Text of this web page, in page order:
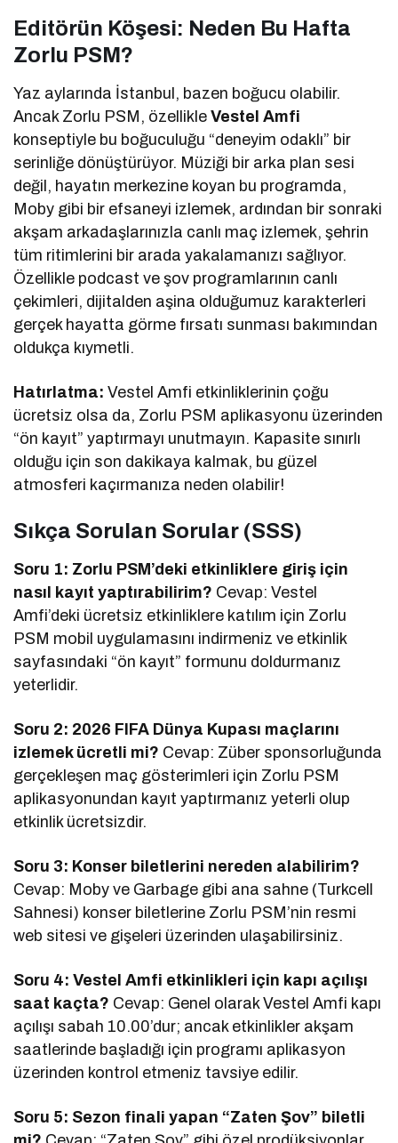
Editörün Köşesi: Neden Bu Hafta
Zorlu PSM?
Yaz aylarında İstanbul, bazen boğucu olabilir.
Ancak Zorlu PSM, özellikleVestel Amfi
konseptiyle bu boğuculuğu “deneyim odaklı” bir
serinliğe dönüştürüyor. Müziği bir arka plan sesi
değil, hayatın merkezine koyan bu programda,
Moby gibi bir efsaneyi izlemek, ardından bir sonraki
akşam arkadaşlarınızla canlı maç izlemek, şehrin
tüm ritimlerini bir arada yakalamanızı sağlıyor.
Özellikle podcast ve şov programlarının canlı
çekimleri, dijitalden aşina olduğumuz karakterleri
gerçek hayatta görme fırsatı sunması bakımından
oldukça kıymetli.
Hatırlatma: Vestel Amfi etkinliklerinin çoğu
ücretsiz olsa da, Zorlu PSM aplikasyonu üzerinden
“ön kayıt” yaptırmayı unutmayın. Kapasite sınırlı
olduğu için son dakikaya kalmak, bu güzel
atmosferi kaçırmanıza neden olabilir!
Sıkça Sorulan Sorular (SSS)
Soru 1: Zorlu PSM’deki etkinliklere giriş için
nasıl kayıt yaptırabilirim? Cevap: Vestel
Amfi’deki ücretsiz etkinliklere katılım için Zorlu
PSM mobil uygulamasını indirmeniz ve etkinlik
sayfasındaki “ön kayıt” formunu doldurmanız
yeterlidir.
Soru 2: 2026 FIFA Dünya Kupası maçlarını
izlemek ücretli mi? Cevap: Züber sponsorluğunda
gerçekleşen maç gösterimleri için Zorlu PSM
aplikasyonundan kayıt yaptırmanız yeterli olup
etkinlik ücretsizdir.
Soru 3: Konser biletlerini nereden alabilirim?
Cevap: Moby ve Garbage gibi ana sahne (Turkcell
Sahnesi) konser biletlerine Zorlu PSM’nin resmi
web sitesi ve gişeleri üzerinden ulaşabilirsiniz.
Soru 4: Vestel Amfi etkinlikleri için kapı açılışı
saat kaçta? Cevap: Genel olarak Vestel Amfi kapı
açılışı sabah 10.00’dur; ancak etkinlikler akşam
saatlerinde başladığı için programı aplikasyon
üzerinden kontrol etmeniz tavsiye edilir.
Soru 5: Sezon finali yapan “Zaten Şov” biletli